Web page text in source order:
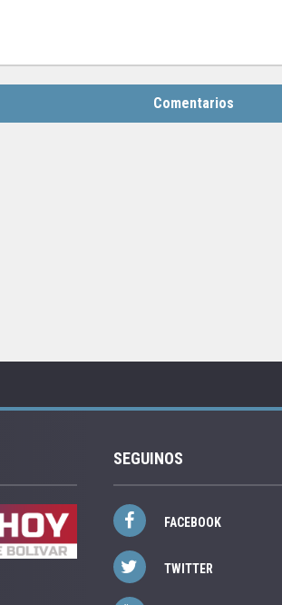
Comentarios
SEGUINOS
FACEBOOK
TWITTER